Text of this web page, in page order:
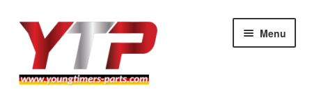
Aller
navigation
Aller
contenu
Menu